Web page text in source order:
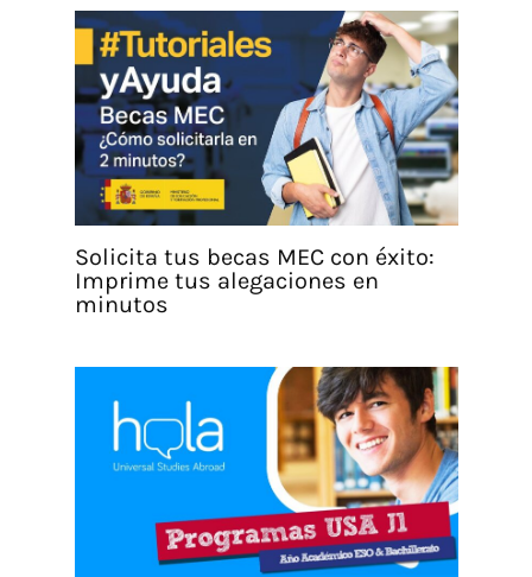
Solicita tus becas MEC con éxito:
Imprime tus alegaciones en
minutos